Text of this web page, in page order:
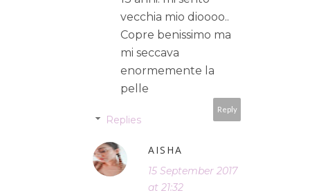
vecchia mio dioooo..
Copre benissimo ma
mi seccava
enormemente la
pelle
Reply
Replies
AISHA
15 September 2017
at 21:32